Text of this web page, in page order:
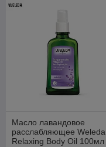
Масло лавандовое
расслабляющее Weleda
Relaxing Body Oil 100мл